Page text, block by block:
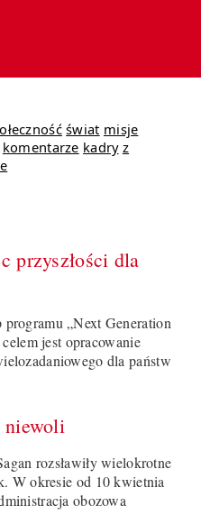
świat misje
komentarze kadry z
przyszłości dla
„Next Generation
jest opracowanie
dla państw
niewoli
rozsławiły wielokrotne
W okresie od 10 kwietnia
obozowa